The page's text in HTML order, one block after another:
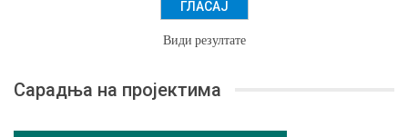
Види резултате
Сарадња на пројектима